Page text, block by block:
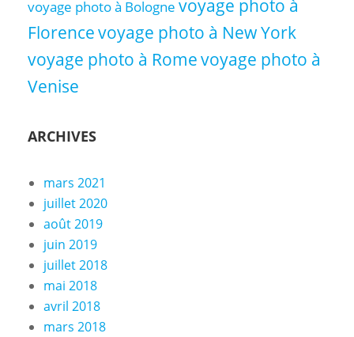
voyage photo à Bologne voyage photo à
Florencevoyage photo à New York
voyage photo à Romevoyage photo à
Venise
ARCHIVES
mars 2021
juillet 2020
août 2019
juin 2019
juillet 2018
mai 2018
avril 2018
mars 2018